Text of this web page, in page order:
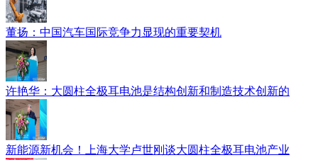
董扬：中国汽车国际竞争力显现的重要契机
许艳华：大圆柱全极耳电池是结构创新和制造技术创新的
新能源新机会！上海大学卢世刚谈大圆柱全极耳电池产业